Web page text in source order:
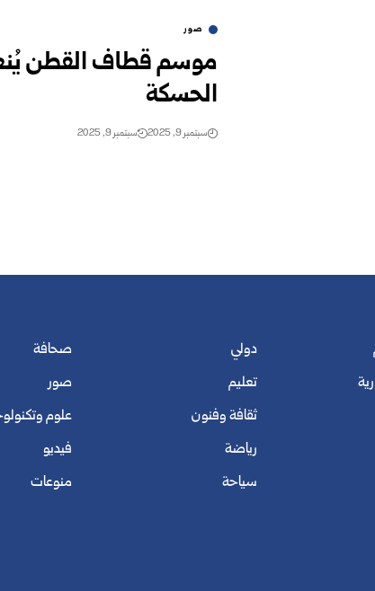
صور
موسم قطاف القطن
الحسكة
سبتمبر 9, 2025 سبتمبر 9, 2025
دولي
تعليم
ثقافة وفنون
رياضة
سياحة
صحافة
صور
علوم
فيديو
منوعات